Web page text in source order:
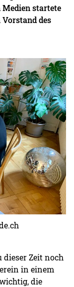
startete
des
dieser Zeit noch
in einem
die